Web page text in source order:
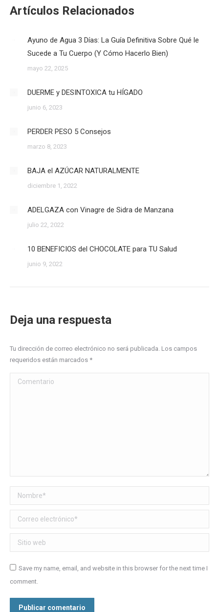
Artículos Relacionados
Ayuno de Agua 3 Días: La Guía Definitiva Sobre Qué le
Sucede a Tu Cuerpo (Y Cómo Hacerlo Bien)
mayo 22, 2025
DUERME y DESINTOXICA tu HÍGADO
junio 6, 2023
PERDER PESO 5 Consejos
marzo 8, 2023
BAJA el AZÚCAR NATURALMENTE
diciembre 1, 2022
ADELGAZA con Vinagre de Sidra de Manzana
julio 22, 2022
10 BENEFICIOS del CHOCOLATE para TU Salud
junio 9, 2022
Deja una respuesta
Tu dirección de correo electrónico no será publicada. Los campos
requeridos están marcados *
Comentario
Nombre *
Correo electrónico *
Sitio web
Save my name, email, and website in this browser for the next time I
comment.
Publicar comentario